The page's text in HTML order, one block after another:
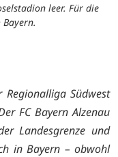
leer. Für die
Südwest
FC Bayern Alzenau
Landesgrenze und
in Bayern – obwohl